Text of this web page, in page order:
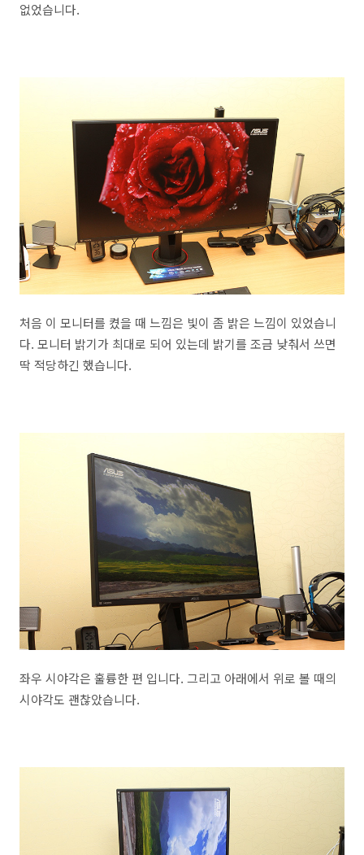
없었습니다.
처음 이 모니터를 켰을 때 느낌은 빛이 좀 밝은 느낌이 있었습니
다. 모니터 밝기가 최대로 되어 있는데 밝기를 조금 낮춰서 쓰면
딱 적당하긴 했습니다.
좌우 시야각은 훌륭한 편 입니다. 그리고 아래에서 위로 볼 때의
시야각도 괜찮았습니다.